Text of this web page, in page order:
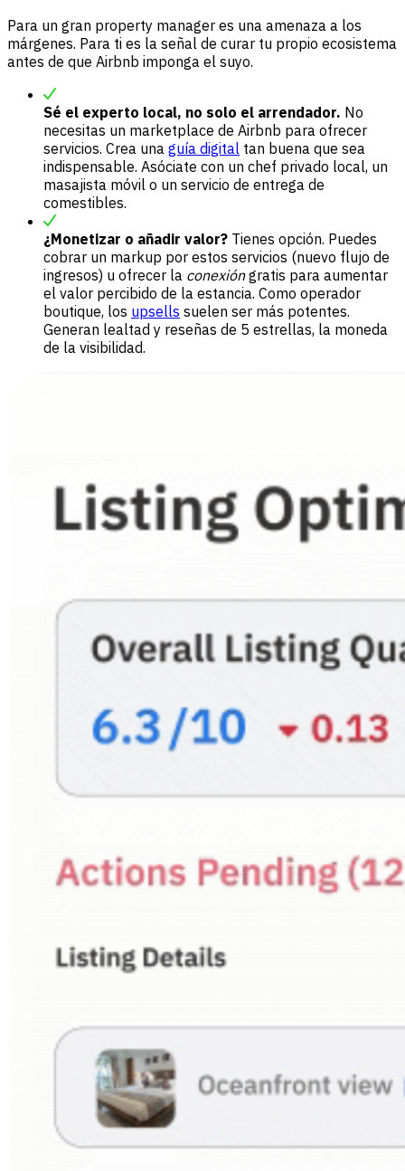
Para un gran property manager es una amenaza a los
márgenes. Para ti es la señal de curar tu propio ecosistema
antes de que Airbnb imponga el suyo.
Sé el experto local, no solo el arrendador. No
necesitas un marketplace de Airbnb para ofrecer
servicios. Crea una guía digital tan buena que sea
indispensable. Asóciate con un chef privado local, un
masajista móvil o un servicio de entrega de
comestibles.
¿Monetizar o añadir valor? Tienes opción. Puedes
cobrar un markup por estos servicios (nuevo flujo de
ingresos) u ofrecer la conexióngratis para aumentar
el valor percibido de la estancia. Como operador
boutique, los upsells suelen ser más potentes.
Generan lealtad y reseñas de 5 estrellas, la moneda
de la visibilidad.